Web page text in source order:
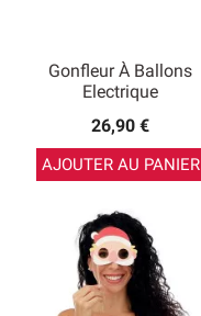
Gonfleur À Ballons
Electrique
26,90 €
AJOUTER AU PANIER